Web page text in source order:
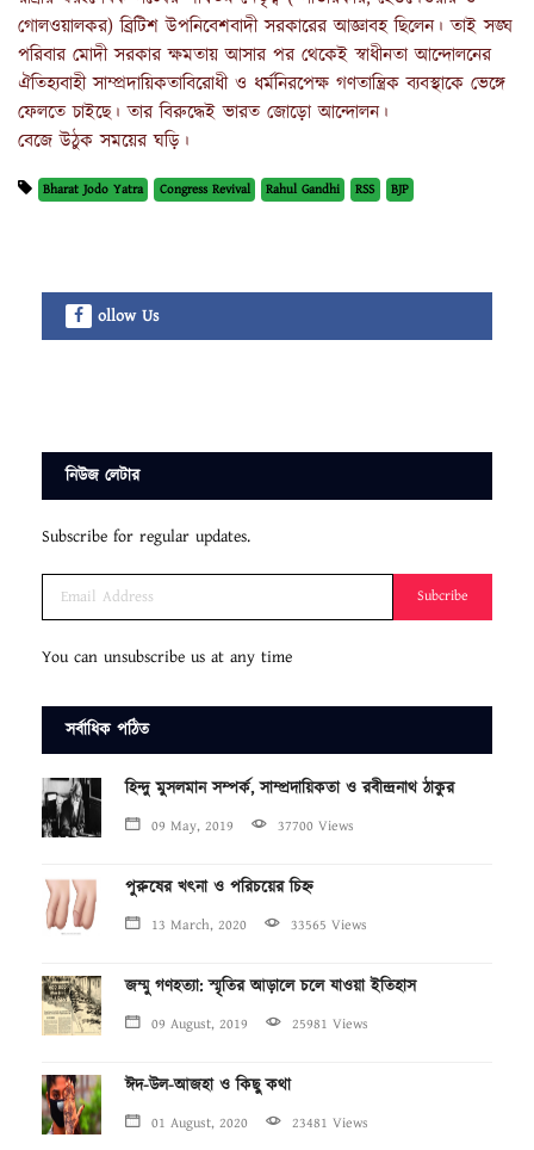
গোলওয়ালকর) ব্রিটিশ উপনিবেশবাদী সরকারের আজ্ঞাবহ ছিলেন। তাই সঙ্ঘ
পরিবার মোদী সরকার ক্ষমতায় আসার পর থেকেই স্বাধীনতা আন্দোলনের
ঐতিহ্যবাহী সাম্প্রদায়িকতাবিরোধী ও ধর্মনিরপেক্ষ গণতান্ত্রিক ব্যবস্থাকে ভেঙ্গে
ফেলতে চাইছে। তার বিরুদ্ধেই ভারত জোড়ো আন্দোলন।
বেজে উঠুক সময়ের ঘড়ি।
Bharat Jodo Yatra Congress Revival Rahul Gandhi RSS BJP
ollow Us
নিউজ লেটার
Subscribe for regular updates.
Subcribe
You can unsubscribe us at any time
সর্বাধিক পঠিত
হিন্দু মুসলমান সম্পর্ক, সাম্প্রদায়িকতা ও রবীন্দ্রনাথ ঠাকুর
09 May, 2019 37700 Views
পুরুষের খৎনা ও পরিচয়ের চিহ্ন
13 March, 2020 33565 Views
জম্মু গণহত্যা: স্মৃতির আড়ালে চলে যাওয়া ইতিহাস
09 August, 2019 25981 Views
ঈদ-উল-আজহা ও কিছু কথা
01 August, 2020 23481 Views